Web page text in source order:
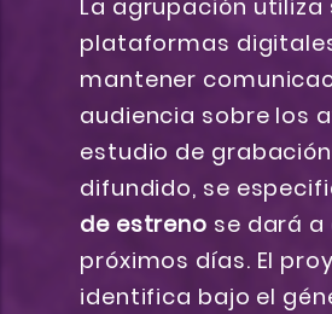
La agrupación utiliza
plataformas
mantener
audiencia sobre los
estudio de
difundido, se
de estreno se dará a
próximos días. El
identifica bajo el